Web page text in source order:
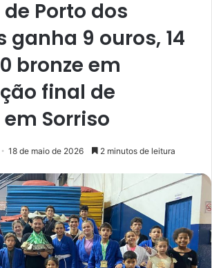
Porto dos
ganha 9 ouros, 14
bronze em
final de
Sorriso
18 de maio de 2026 2 minutos de leitura